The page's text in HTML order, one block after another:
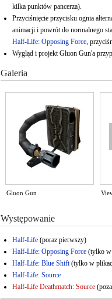
kilka punktów pancerza).
Przyciśnięcie przycisku ognia
animacji i powrót do normalnego
Half-Life: Opposing Force,
Wygląd i projekt Gluon Gun'a
Galeria
Gluon Gun
Występowanie
Half-Life (poraz pierwszy)
Half-Life: Opposing Force (tylko w
Half-Life: Blue Shift(tylko w
Half-Life: Source
Half-Life Deathmatch: Source